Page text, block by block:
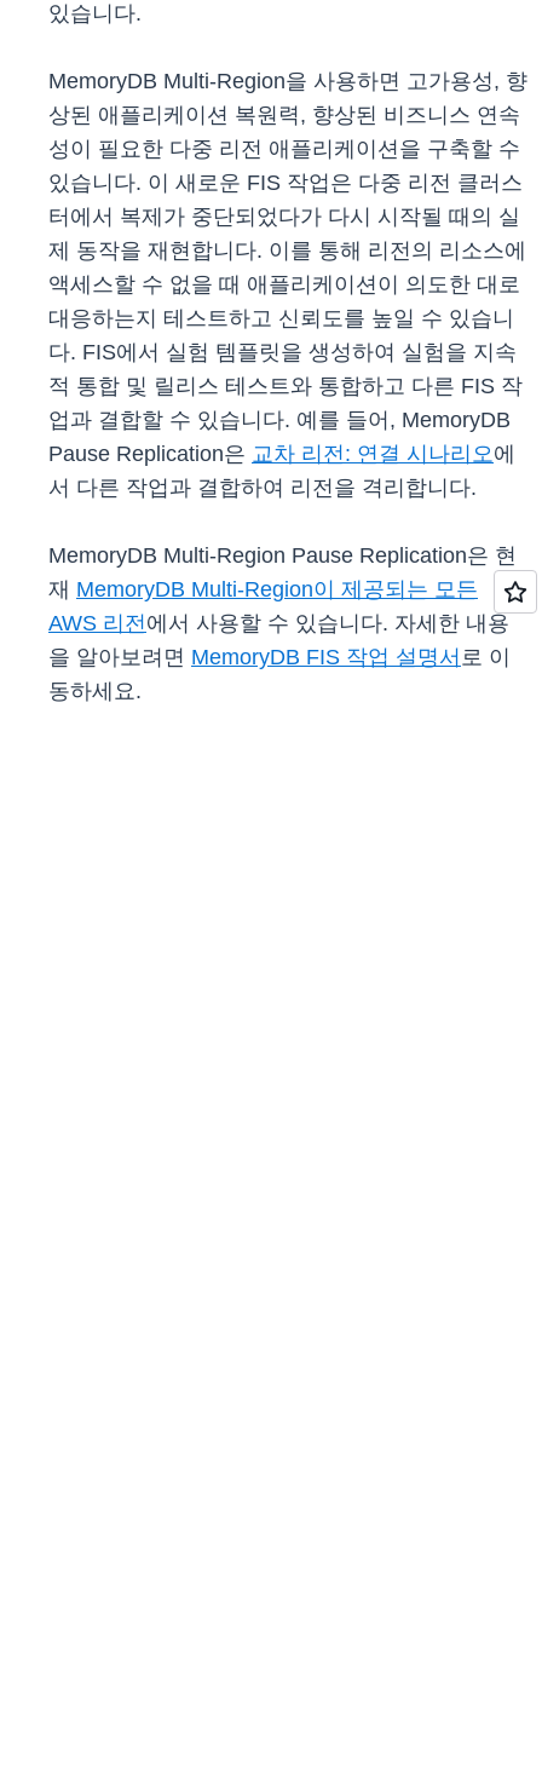
있습니다.
MemoryDB Multi-Region을 사용하면 고가용성, 향
상된 애플리케이션 복원력, 향상된 비즈니스 연속
성이 필요한 다중 리전 애플리케이션을 구축할 수
있습니다. 이 새로운 FIS 작업은 다중 리전 클러스
터에서 복제가 중단되었다가 다시 시작될 때의 실
제 동작을 재현합니다. 이를 통해 리전의 리소스에
액세스할 수 없을 때 애플리케이션이 의도한 대로
대응하는지 테스트하고 신뢰도를 높일 수 있습니
다. FIS에서 실험 템플릿을 생성하여 실험을 지속
적 통합 및 릴리스 테스트와 통합하고 다른 FIS 작
업과 결합할 수 있습니다. 예를 들어, MemoryDB
Pause Replication은 교차 리전: 연결 시나리오에
서 다른 작업과 결합하여 리전을 격리합니다.
MemoryDB Multi-Region Pause Replication은 현
재 MemoryDB Multi-Region이 제공되는 모든
AWS 리전에서 사용할 수 있습니다. 자세한 내용
을 알아보려면 MemoryDB FIS 작업 설명서 로 이
동하세요.